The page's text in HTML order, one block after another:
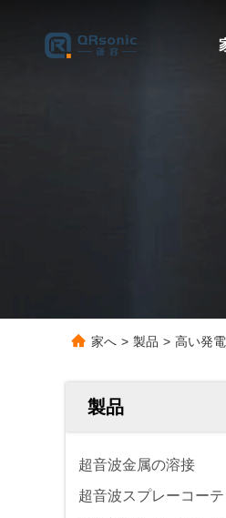
家へ > 製品 > 高い発
製品
超音波金属の溶接
超音波スプレーコー